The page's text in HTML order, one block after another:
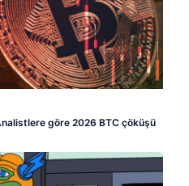
göre 2026 BTC çöküşü